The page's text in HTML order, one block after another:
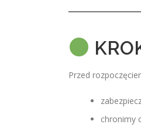
Przed
chronimy